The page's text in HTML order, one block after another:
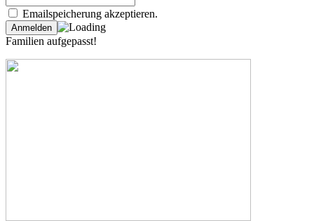
Emailspeicherung akzeptieren.
Familien aufgepasst!